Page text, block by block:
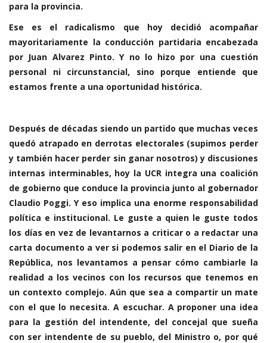
para la provincia.
Ese es el radicalismo que hoy decidió acompañar
mayoritariamente la conducción partidaria encabezada
por Juan Alvarez Pinto. Y no lo hizo por una cuestión
personal ni circunstancial, sino porque entiende que
estamos frente a una oportunidad histórica.
Después de décadas siendo un partido que muchas veces
quedó atrapado en derrotas electorales (supimos perder
y también hacer perder sin ganar nosotros) y discusiones
internas interminables, hoy la UCR integra una coalición
de gobierno que conduce la provincia junto al gobernador
Claudio Poggi. Y eso implica una enorme responsabilidad
política e institucional. Le guste a quien le guste todos
los días en vez de levantarnos a criticar o a redactar una
carta documento a ver si podemos salir en el Diario de la
República, nos levantamos a pensar cómo cambiarle la
realidad a los vecinos con los recursos que tenemos en
un contexto complejo. Aún que sea a compartir un mate
con el que lo necesita. A escuchar. A proponer una idea
para la gestión del intendente, del concejal que sueña
con ser intendente de su pueblo, del Ministro o, por qué